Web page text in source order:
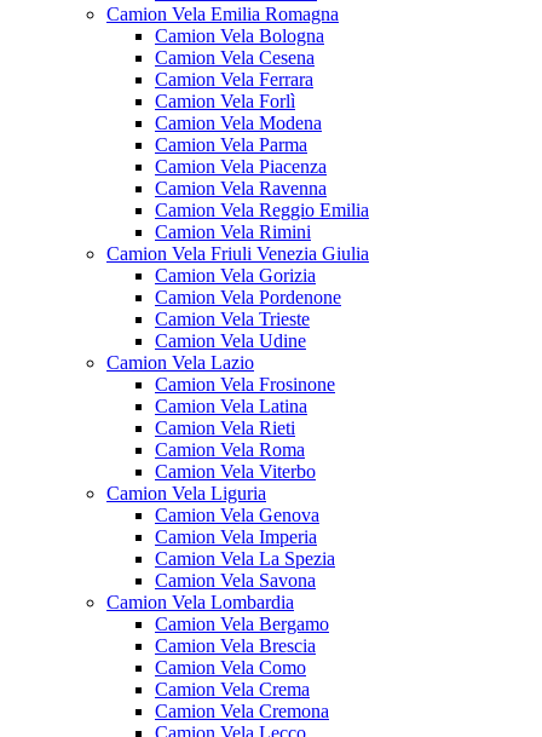
Camion Vela Emilia Romagna
Camion Vela Bologna
Camion Vela Cesena
Camion Vela Ferrara
Camion Vela Forlì
Camion Vela Modena
Camion Vela Parma
Camion Vela Piacenza
Camion Vela Ravenna
Camion Vela Reggio Emilia
Camion Vela Rimini
Camion Vela Friuli Venezia Giulia
Camion Vela Gorizia
Camion Vela Pordenone
Camion Vela Trieste
Camion Vela Udine
Camion Vela Lazio
Camion Vela Frosinone
Camion Vela Latina
Camion Vela Rieti
Camion Vela Roma
Camion Vela Viterbo
Camion Vela Liguria
Camion Vela Genova
Camion Vela Imperia
Camion Vela La Spezia
Camion Vela Savona
Camion Vela Lombardia
Camion Vela Bergamo
Camion Vela Brescia
Camion Vela Como
Camion Vela Crema
Camion Vela Cremona